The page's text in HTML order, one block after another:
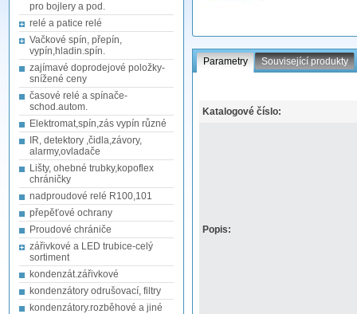
pro bojlery a pod.
relé a patice relé
Vačkové spín, přepín,
vypín,hladin.spín.
zajímavé doprodejové položky-
snížené ceny
časové relé a spínače-
schod.autom.
Elektromat,spín,zás vypín různé
IR, detektory ,čidla,závory,
alarmy,ovladače
Lišty, ohebné trubky,kopoflex
chráničky
nadproudové relé R100,101
přepěťové ochrany
Proudové chrániče
zářivkové a LED trubice-celý
sortiment
kondenzát.zářivkové
kondenzátory odrušovací, filtry
kondenzátory.rozběhové a jiné
Parametry Související produkty
Katalogové číslo:
Popis: